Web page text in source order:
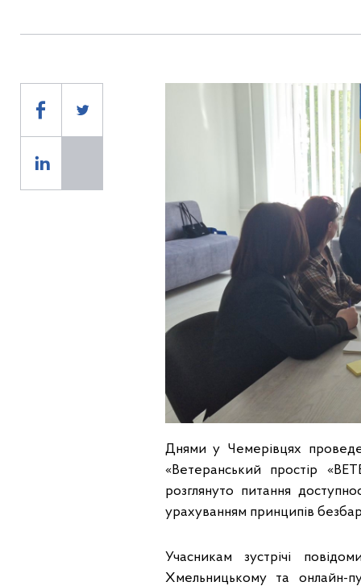
Днями у Чемерівцях
«Ветеранський простір
розглянуто питання
урахуванням принципів
Учасникам зустрічі
Хмельницькому та онлайн-